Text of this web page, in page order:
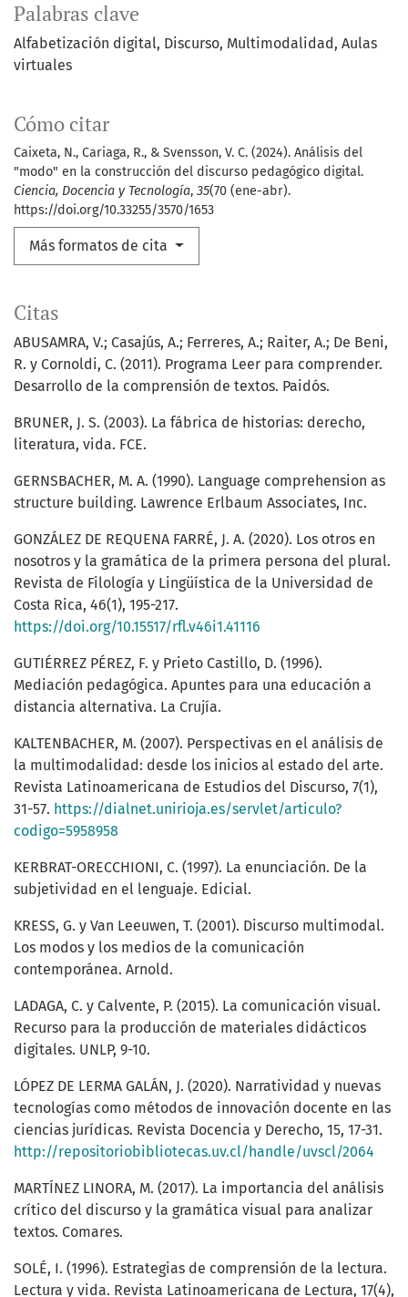
Palabras clave
Alfabetización digital Discurso Multimodalidad Aulas
virtuales
Cómo citar
Caixeta, N., Cariaga, R., & Svensson, V. C. (2024). Análisis del
"modo" en la construcción del discurso pedagógico digital.
Ciencia, Docencia y Tecnología, 35(70 (ene-abr).
https://doi.org/10.33255/3570/1653
Más formatos de cita
Citas
ABUSAMRA, V.; Casajús, A.; Ferreres, A.; Raiter, A.; De Beni,
R. y Cornoldi, C. (2011). Programa Leer para comprender.
Desarrollo de la comprensión de textos. Paidós.
BRUNER, J. S. (2003). La fábrica de historias: derecho,
literatura, vida. FCE.
GERNSBACHER, M. A. (1990). Language comprehension as
structure building. Lawrence Erlbaum Associates, Inc.
GONZÁLEZ DE REQUENA FARRÉ, J. A. (2020). Los otros en
nosotros y la gramática de la primera persona del plural.
Revista de Filología y Lingüística de la Universidad de
Costa Rica, 46(1), 195-217.
https://doi.org/10.15517/rfl.v46i1.41116
GUTIÉRREZ PÉREZ, F. y Prieto Castillo, D. (1996).
Mediación pedagógica. Apuntes para una educación a
distancia alternativa. La Crujía.
KALTENBACHER, M. (2007). Perspectivas en el análisis de
la multimodalidad: desde los inicios al estado del arte.
Revista Latinoamericana de Estudios del Discurso, 7(1),
31-57. https://dialnet.unirioja.es/servlet/articulo?
codigo=5958958
KERBRAT-ORECCHIONI, C. (1997). La enunciación. De la
subjetividad en el lenguaje. Edicial.
KRESS, G. y Van Leeuwen, T. (2001). Discurso multimodal.
Los modos y los medios de la comunicación
contemporánea. Arnold.
LADAGA, C. y Calvente, P. (2015). La comunicación visual.
Recurso para la producción de materiales didácticos
digitales. UNLP, 9-10.
LÓPEZ DE LERMA GALÁN, J. (2020). Narratividad y nuevas
tecnologías como métodos de innovación docente en las
ciencias jurídicas. Revista Docencia y Derecho, 15, 17-31.
http://repositoriobibliotecas.uv.cl/handle/uvscl/2064
MARTÍNEZ LINORA, M. (2017). La importancia del análisis
crítico del discurso y la gramática visual para analizar
textos. Comares.
SOLÉ, I. (1996). Estrategias de comprensión de la lectura.
Lectura y vida. Revista Latinoamericana de Lectura, 17(4),